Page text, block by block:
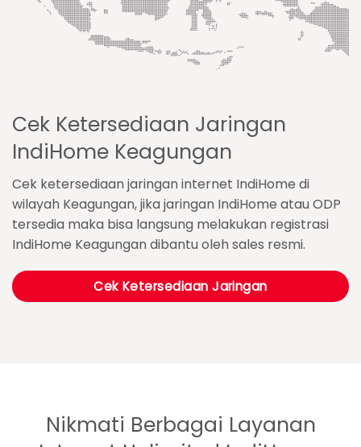
Cek Ketersediaan Jaringan
IndiHome Keagungan
Cek ketersediaan jaringan internet IndiHome di
wilayah Keagungan, jika jaringan IndiHome atau ODP
tersedia maka bisa langsung melakukan registrasi
IndiHome Keagungan dibantu oleh sales resmi.
Cek Ketersediaan Jaringan
Nikmati Berbagai Layanan